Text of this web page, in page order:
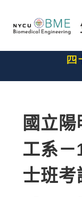
國立
工系－
士班考